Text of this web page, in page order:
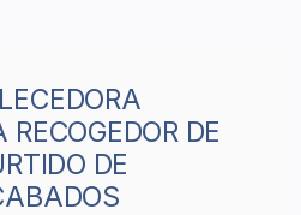
RECOGEDOR DE
DE